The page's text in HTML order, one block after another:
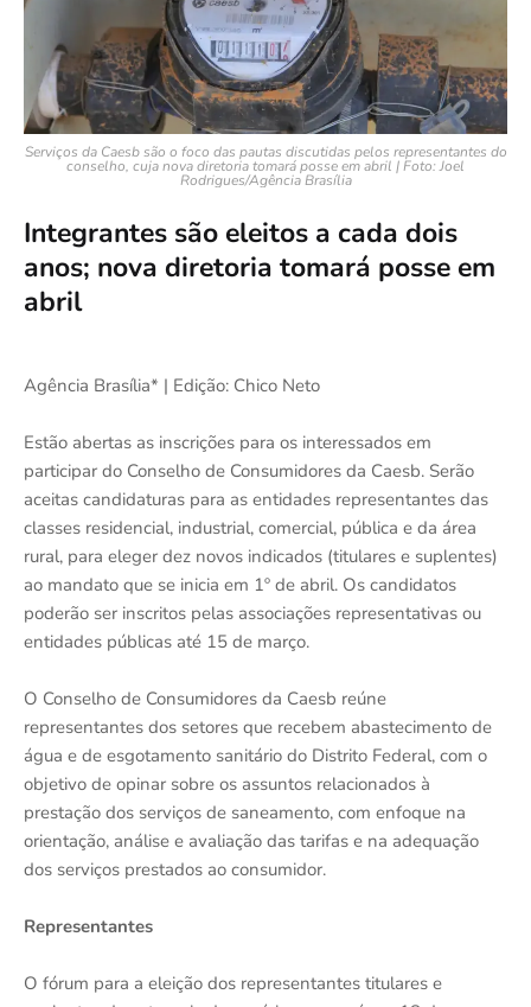
Serviços da Caesb são o foco das pautas discutidas pelos representantes do
conselho, cuja nova diretoria tomará posse em abril | Foto: Joel
Rodrigues/Agência Brasília
Integrantes são eleitos a cada dois
anos; nova diretoria tomará posse em
abril
Agência Brasília* | Edição: Chico Neto
Estão abertas as inscrições para os interessados em
participar do Conselho de Consumidores da Caesb. Serão
aceitas candidaturas para as entidades representantes das
classes residencial, industrial, comercial, pública e da área
rural, para eleger dez novos indicados (titulares e suplentes)
ao mandato que se inicia em 1º de abril. Os candidatos
poderão ser inscritos pelas associações representativas ou
entidades públicas até 15 de março.
O Conselho de Consumidores da Caesb reúne
representantes dos setores que recebem abastecimento de
água e de esgotamento sanitário do Distrito Federal, com o
objetivo de opinar sobre os assuntos relacionados à
prestação dos serviços de saneamento, com enfoque na
orientação, análise e avaliação das tarifas e na adequação
dos serviços prestados ao consumidor.
Representantes
O fórum para a eleição dos representantes titulares e